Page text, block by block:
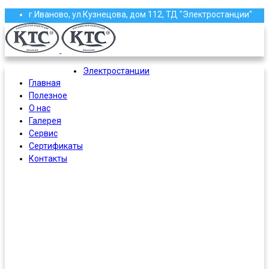
г.Иваново, ул.Кузнецова, дом 112, ТД "Электростанции"
(4932) 58-13-87, 58-97-97, 58-97-96, 37-61-16
roscoma@mail.ru
Главная
Полезное
О нас
Галерея
Сервис
Сертификаты
Контакты
Электростанции